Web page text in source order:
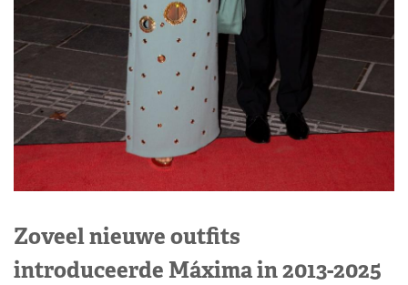
Zoveel nieuwe outfits
introduceerde Máxima in 2013-2025